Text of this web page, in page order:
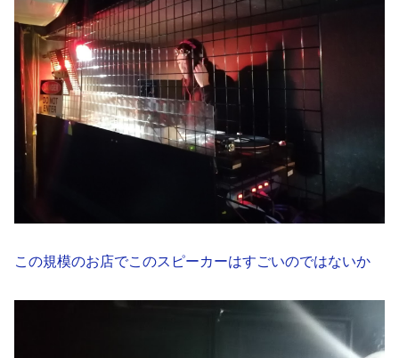
この規模のお店でこのスピーカーはすごいのではないか